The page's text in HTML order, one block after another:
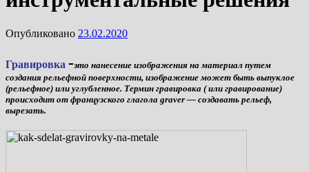
Опубликовано 23.02.2020
Гравировка -это нанесение изображения на материал путем
создания рельефной поверхности, изображение может быть выпуклое
(рельефное) или углубленное. Термин гравировка ( или гравирование)
происходит от французского глагола graver — создавать рельеф,
вырезать.